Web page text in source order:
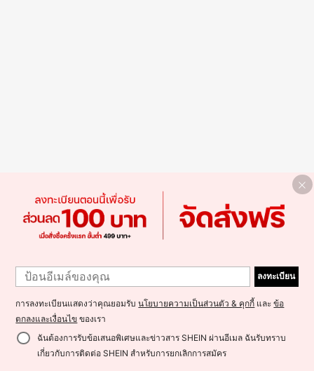
ลงทะเบียน
การลงทะเบียนแสดงว่าคุณยอมรับนโยบายความเป็นส่วนตัว & คุกกี้ และข้อ
ตกลงและเงื่อนไข ของเรา
ฉันต้องการรับข้อเสนอพิเศษและข่าวสาร SHEIN ผ่านอีเมล ฉันรับทราบ
เกี่ยวกับการติดต่อ SHEIN สำหรับการยกเลิกการสมัคร